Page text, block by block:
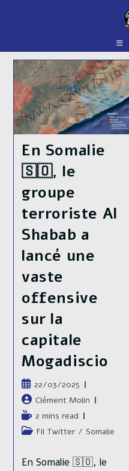
En Somalie
🇸🇴, le
groupe
terroriste Al
Shabab a
lancé une
vaste
offensive
sur la
capitale
Mogadiscio
Publication
publiée :
22/03/2025
Auteur/autrice
de
la
publication :
Clément Molin
Temps
de
2 mins read
PostFil Twitter / Somalie
En Somalie 🇸🇴, le